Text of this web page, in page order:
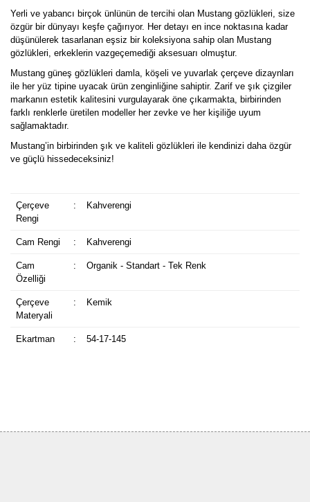
Yerli ve yabancı birçok ünlünün de tercihi olan Mustang gözlükleri, size
özgür bir dünyayı keşfe çağırıyor. Her detayı en ince noktasına kadar
düşünülerek tasarlanan eşsiz bir koleksiyona sahip olan Mustang
gözlükleri, erkeklerin vazgeçemediği aksesuarı olmuştur.
Mustang güneş gözlükleri damla, köşeli ve yuvarlak çerçeve dizaynları
ile her yüz tipine uyacak ürün zenginliğine sahiptir. Zarif ve şık çizgiler
markanın estetik kalitesini vurgulayarak öne çıkarmakta, birbirinden
farklı renklerle üretilen modeller her zevke ve her kişiliğe uyum
sağlamaktadır.
Mustang’in birbirinden şık ve kaliteli gözlükleri ile kendinizi daha özgür
ve güçlü hissedeceksiniz!
Çerçeve
Rengi
: Kahverengi
Cam Rengi : Kahverengi
Cam
Özelliği
: Organik - Standart - Tek Renk
Çerçeve
Materyali
: Kemik
Ekartman : 54-17-145